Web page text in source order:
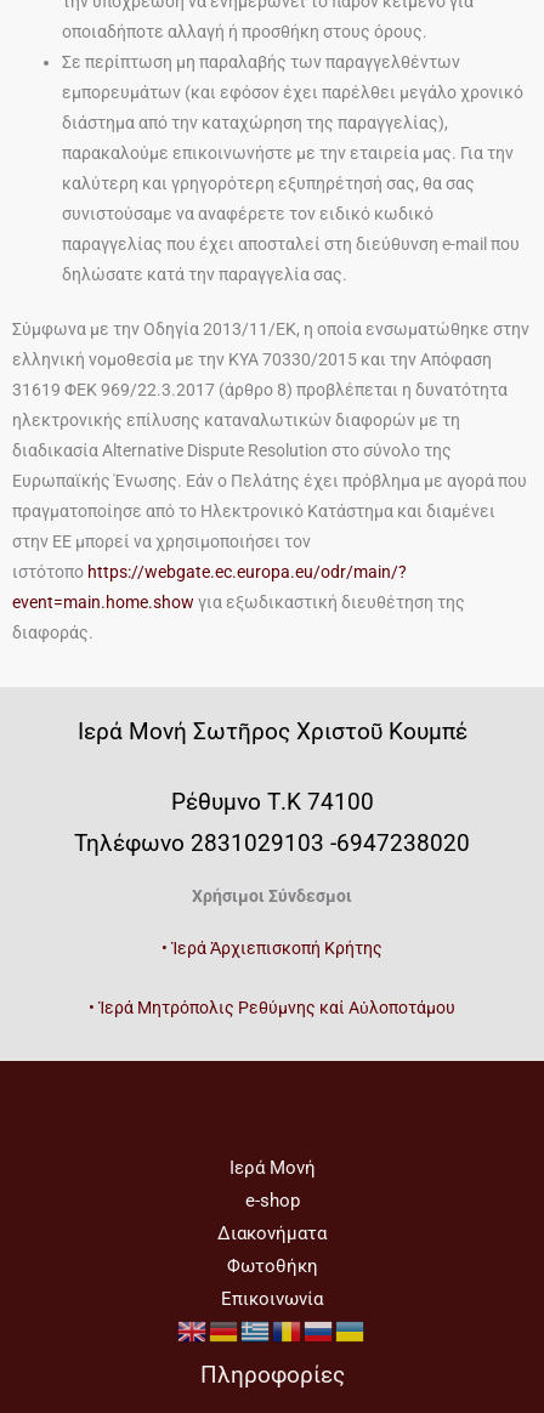
οποιαδήποτε αλλαγή ή προσθήκη στους όρους.
Σε περίπτωση μη παραλαβής των παραγγελθέντων
εμπορευμάτων (και εφόσον έχει παρέλθει μεγάλο χρονικό
διάστημα από την καταχώρηση της παραγγελίας),
παρακαλούμε επικοινωνήστε με την εταιρεία μας. Για την
καλύτερη και γρηγορότερη εξυπηρέτησή σας, θα σας
συνιστούσαμε να αναφέρετε τον ειδικό κωδικό
παραγγελίας που έχει αποσταλεί στη διεύθυνση e-mail που
δηλώσατε κατά την παραγγελία σας.
Σύμφωνα με την Οδηγία 2013/11/ΕΚ, η οποία ενσωματώθηκε στην
ελληνική νομοθεσία με την ΚΥΑ 70330/2015 και την Απόφαση
31619 ΦΕΚ 969/22.3.2017 (άρθρο 8) προβλέπεται η δυνατότητα
ηλεκτρονικής επίλυσης καταναλωτικών διαφορών με τη
διαδικασία Alternative Dispute Resolution στο σύνολο της
Ευρωπαϊκής Ένωσης. Εάν ο Πελάτης έχει πρόβλημα με αγορά που
πραγματοποίησε από το Ηλεκτρονικό Κατάστημα και διαμένει
στην ΕΕ μπορεί να χρησιμοποιήσει τον
ιστότοπο https://webgate.ec.europa.eu/odr/main/?
event=main.home.show για εξωδικαστική διευθέτηση της
διαφοράς.
Iερά Μονή Σωτῆρος Χριστοῦ Κουμπέ
Ρέθυμνο Τ.Κ 74100
Τηλέφωνο 2831029103 -6947238020
Χρήσιμοι Σύνδεσμοι
• Ἱερά Ἀρχιεπισκοπή Κρήτης
• Ἱερά Μητρόπολις Ρεθύμνης καί Αὐλοποτάμου
Ιερά Μονή
e-shop
Διακονήματα
Φωτοθήκη
Επικοινωνία
Πληροφορίες